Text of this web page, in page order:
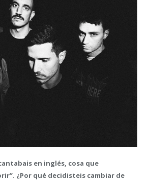
en inglés, cosa que
¿Por qué decidisteis cambiar de